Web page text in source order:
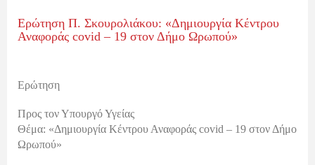
Ερώτηση Π. Σκουρολιάκου: «Δημιουργία Κέντρου
Αναφοράς covid – 19 στον Δήμο Ωρωπού»
Ερώτηση
Προς τον Υπουργό Υγείας
Θέμα: «Δημιουργία Κέντρου Αναφοράς covid – 19 στον Δήμο
Ωρωπού»